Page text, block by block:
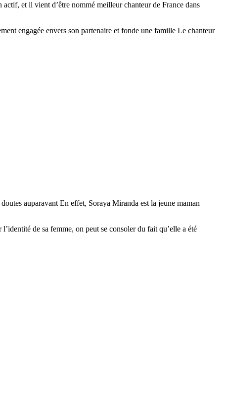
et il vient d’être nommé meilleur chanteur de France dans
engagée envers son partenaire et fonde une famille Le chanteur
auparavant En effet, Soraya Miranda est la jeune maman
de sa femme, on peut se consoler du fait qu’elle a été